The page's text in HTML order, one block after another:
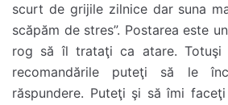
scurt de grijile zilnice dar suna
scăpăm de stres”. Postarea este
rog să îl trataţi ca atare.
recomandările puteţi să le
răspundere. Puteţi şi să îmi